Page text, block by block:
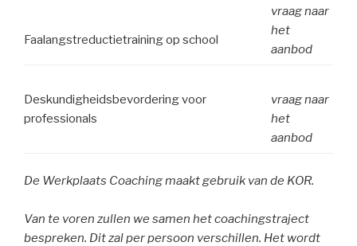
Faalangstreductietraining op school
vraag naar
het
aanbod
Deskundigheidsbevordering voor
professionals
vraag naar
het
aanbod
De Werkplaats Coaching maakt gebruik van de KOR.
Van te voren zullen we samen het coachingstraject
bespreken. Dit zal per persoon verschillen. Het wordt